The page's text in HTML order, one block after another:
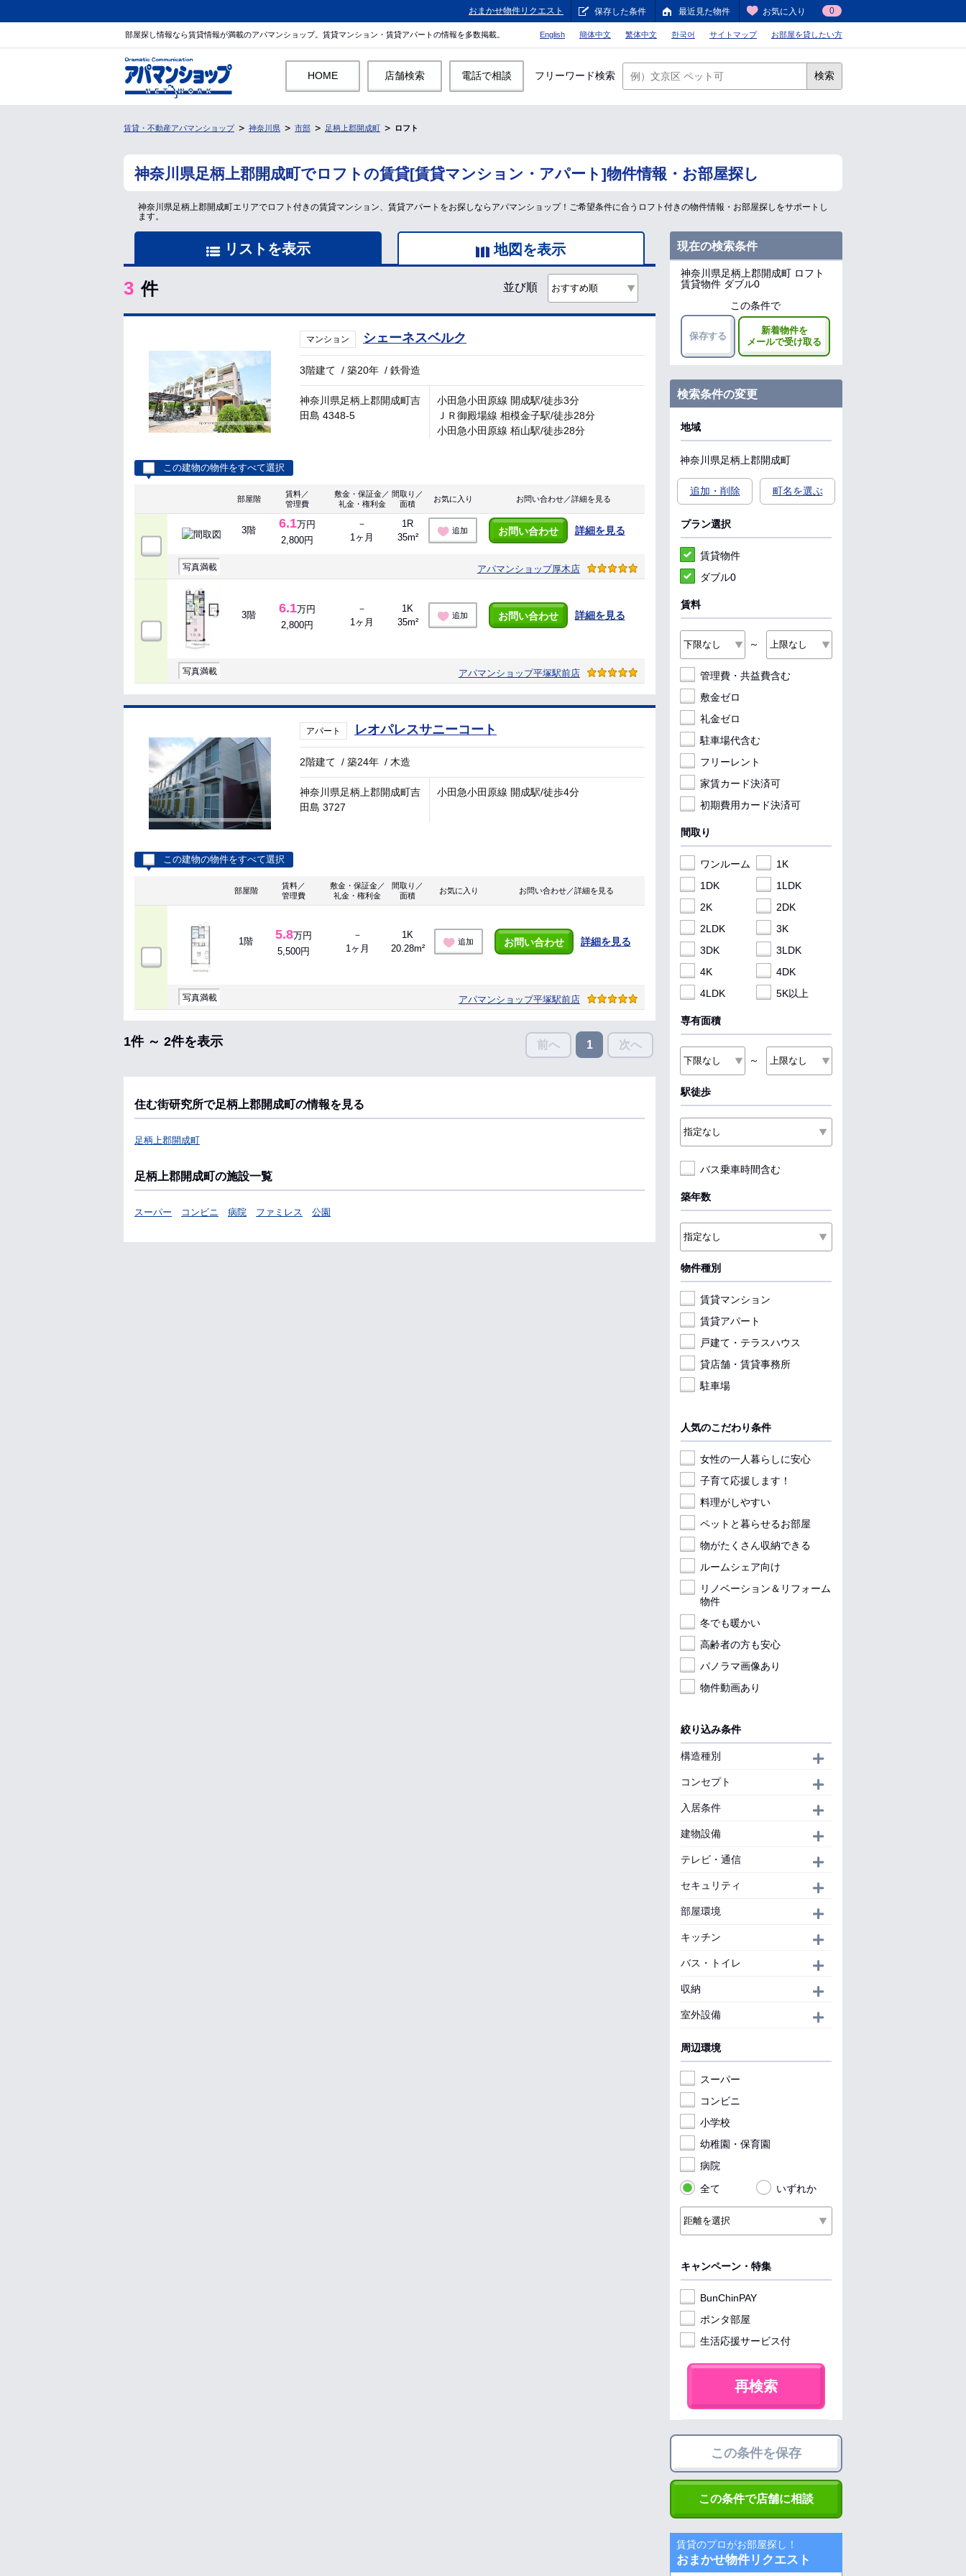
おまかせ物件リクエスト 保存した条件 最近見た物件 お気に入り 0
部屋探し情報なら賃貸情報が満載のアパマンショップ。賃貸マンション・賃貸アパートの情報を多数掲載。 English 簡体中文 繁体中文 한국어 サイトマップ お部屋を貸したい方
HOME 店舗検索 電話で相談 フリーワード検索 検索
賃貸・不動産アパマンショップ 神奈川県 市部 足柄上郡開成町 ロフト
神奈川県足柄上郡開成町でロフトの賃貸[賃貸マンション・アパート]物件情報・お部屋探し
神奈川県足柄上郡開成町エリアでロフト付きの賃貸マンション、賃貸アパートをお探しならアパマンショップ！ご希望条件に合うロフト付きの物件情報・お部屋探しをサポートし
ます。
リストを表示 地図を表示
3 件 並び順
マンション シェーネスベルク
3階建て /築20年 /鉄骨造
神奈川県足柄上郡開成町吉
田島 4348-5
小田急小田原線 開成駅/徒歩3分
ＪＲ御殿場線 相模金子駅/徒歩28分
小田急小田原線 栢山駅/徒歩28分
この建物の物件をすべて選択
部屋階
賃料／
管理費
敷金・保証金／
礼金・権利金
間取り／
面積
お気に入り お問い合わせ／詳細を見る
3階 6.1万円
2,800円
－
1ヶ月
1R
35m²
追加 お問い合わせ 詳細を見る
写真満載 アパマンショップ厚木店
3階 6.1万円
2,800円
－
1ヶ月
1K
35m²
追加 お問い合わせ 詳細を見る
写真満載 アパマンショップ平塚駅前店
アパート レオパレスサニーコート
2階建て /築24年 / 木造
神奈川県足柄上郡開成町吉
田島 3727
小田急小田原線 開成駅/徒歩4分
この建物の物件をすべて選択
部屋階
賃料／
管理費
敷金・保証金／
礼金・権利金
間取り／
面積
お気に入り お問い合わせ／詳細を見る
1階 5.8万円
5,500円
－
1ヶ月
1K
20.28m²
追加 お問い合わせ 詳細を見る
写真満載 アパマンショップ平塚駅前店
1件 ～ 2件を表示 前へ 1 次へ
住む街研究所で足柄上郡開成町の情報を見る
足柄上郡開成町
足柄上郡開成町の施設一覧
スーパー コンビニ 病院 ファミレス 公園
現在の検索条件
神奈川県足柄上郡開成町 ロフト
賃貸物件 ダブル0
この条件で
保存する
新着物件を
メールで受け取る
検索条件の変更
地域
神奈川県足柄上郡開成町
追加・削除 町名を選ぶ
プラン選択
賃貸物件
ダブル0
賃料
～
管理費・共益費含む
敷金ゼロ
礼金ゼロ
駐車場代含む
フリーレント
家賃カード決済可
初期費用カード決済可
間取り
ワンルーム
1K
1DK
1LDK
2K
2DK
2LDK
3K
3DK
3LDK
4K
4DK
4LDK
5K以上
専有面積
～
駅徒歩
バス乗車時間含む
築年数
物件種別
賃貸マンション
賃貸アパート
戸建て・テラスハウス
貸店舗・賃貸事務所
駐車場
人気のこだわり条件
女性の一人暮らしに安心
子育て応援します！
料理がしやすい
ペットと暮らせるお部屋
物がたくさん収納できる
ルームシェア向け
リノベーション＆リフォーム
物件
冬でも暖かい
高齢者の方も安心
パノラマ画像あり
物件動画あり
絞り込み条件
構造種別
コンセプト
入居条件
建物設備
テレビ・通信
セキュリティ
部屋環境
キッチン
バス・トイレ
収納
室外設備
周辺環境
スーパー
コンビニ
小学校
幼稚園・保育園
病院
全て
いずれか
キャンペーン・特集
BunChinPAY
ポンタ部屋
生活応援サービス付
再検索
この条件を保存
この条件で店舗に相談
賃貸のプロがお部屋探し！
おまかせ物件リクエスト